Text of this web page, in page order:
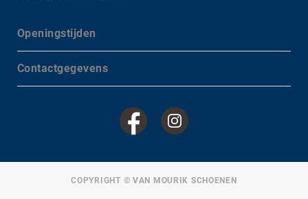
Openingstijden
Contactgegevens
COPYRIGHT © VAN MOURIK SCHOENEN